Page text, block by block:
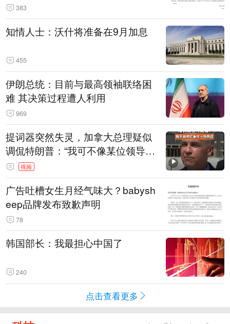
383
知情人士：沃什将准备在9月加息
455
伊朗总统：目前与最高领袖联络困
难 其决策过程遭人利用
969
提词器突然失灵，加拿大总理疑似
调侃特朗普：“我可不像某位领导
人，把这当成一场阴谋”，全场哄笑
视频
广告吐槽女生月经气味大？babysh
eep品牌发布致歉声明
78
韩国部长：我最担心中国了
240
点击查看更多